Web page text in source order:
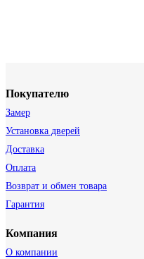
Покупателю
Замер
Установка дверей
Доставка
Оплата
Возврат и обмен товара
Гарантия
Компания
О компании